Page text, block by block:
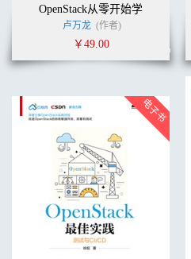
OpenStack从零开始学
卢万龙 (作者)
￥49.00